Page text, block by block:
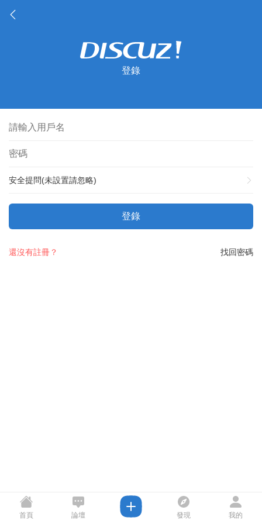
登錄
安全提問(未設置請忽略)
登錄
找回密碼
還沒有註冊？
首頁 論壇 發現 我的